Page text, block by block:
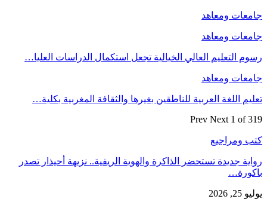
جامعات ومعاهد
جامعات ومعاهد
رسوم التعليم العالي الخيالية تجعل استكمال الدراسات العليا…
جامعات ومعاهد
تعليم اللغة العربية للناطقين بغيرها والثقافة المغربية بكلية…
Prev Next 1 of 319
كتب ومراجيع
رواية جديدة تستحضر الذاكرة والهوية الريفية.. نزيهة أحيذار تصدر
باكورة…
يوليو 25, 2026